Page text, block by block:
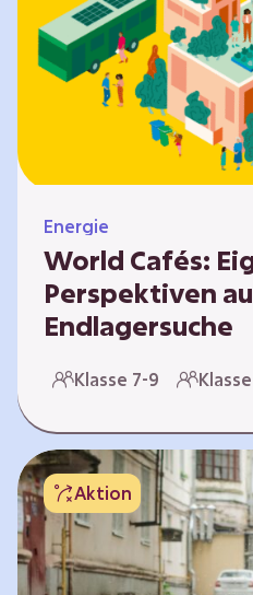
z.B. mit…
Energie
World Cafés:
Perspektiven
Endlagersuche
Die Suche nach einem
hochradioaktiven Abfall
junge Generation
man einen Standort,
sicher ist? Und wie
Öffentlichkeit in diesen
transparent
setzen sich die
Klasse 7-9
Aktion